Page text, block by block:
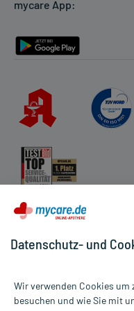
Rückgabe/Widerruf
mycare App:
Datenschutz- und
Wir verwenden Cookies um
besuchen und wie Sie mit